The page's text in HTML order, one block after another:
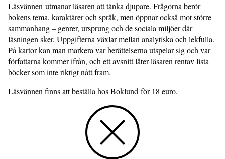
Läsvännen utmanar läsaren att tänka djupare. Frågorna berör
bokens tema, karaktärer och språk, men öppnar också mot större
sammanhang – genrer, ursprung och de sociala miljöer där
läsningen sker. Uppgifterna växlar mellan analytiska och lekfulla.
På kartor kan man markera var berättelserna utspelar sig och var
författarna kommer ifrån, och ett avsnitt låter läsaren rentav lista
böcker som inte riktigt nått fram.
Läsvännen finns att beställa hosBoklund för 18 euro.